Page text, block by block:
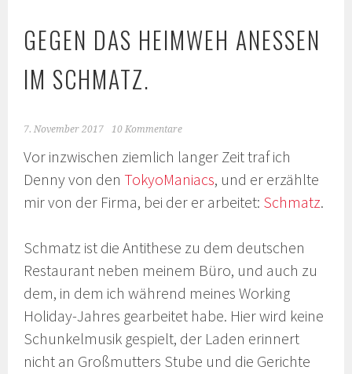
GEGEN DAS HEIMWEH ANESSEN
IM SCHMATZ.
7. November 2017 10 Kommentare
Vor inzwischen ziemlich langer Zeit traf ich
Denny von den TokyoManiacs, und er erzählte
mir von der Firma, bei der er arbeitet: Schmatz.
Schmatz ist die Antithese zu dem deutschen
Restaurant neben meinem Büro, und auch zu
dem, in dem ich während meines Working
Holiday-Jahres gearbeitet habe. Hier wird keine
Schunkelmusik gespielt, der Laden erinnert
nicht an Großmutters Stube und die Gerichte